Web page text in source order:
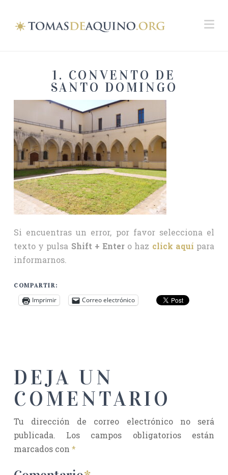
1. CONVENTO DE
SANTO DOMINGO
Si encuentras un error, por favor selecciona el
texto y pulsa Shift + Enter o haz click aquí para
informarnos.
COMPARTIR:
Imprimir Correo electrónico
DEJA UN
COMENTARIO
Tu dirección de correo electrónico no será
publicada.
Los campos obligatorios están
marcados con *